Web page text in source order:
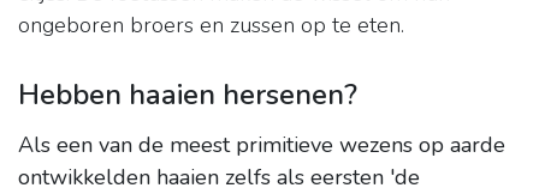
ongeboren broers en zussen op te eten.
Hebben haaien hersenen?
Als een van de meest primitieve wezens op aarde
ontwikkelden haaien zelfs als eersten 'de